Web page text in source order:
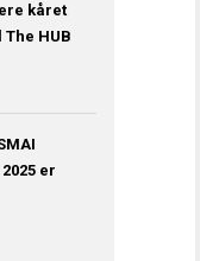
kåret
HUB
er